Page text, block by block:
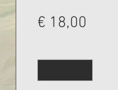
€ 18,00